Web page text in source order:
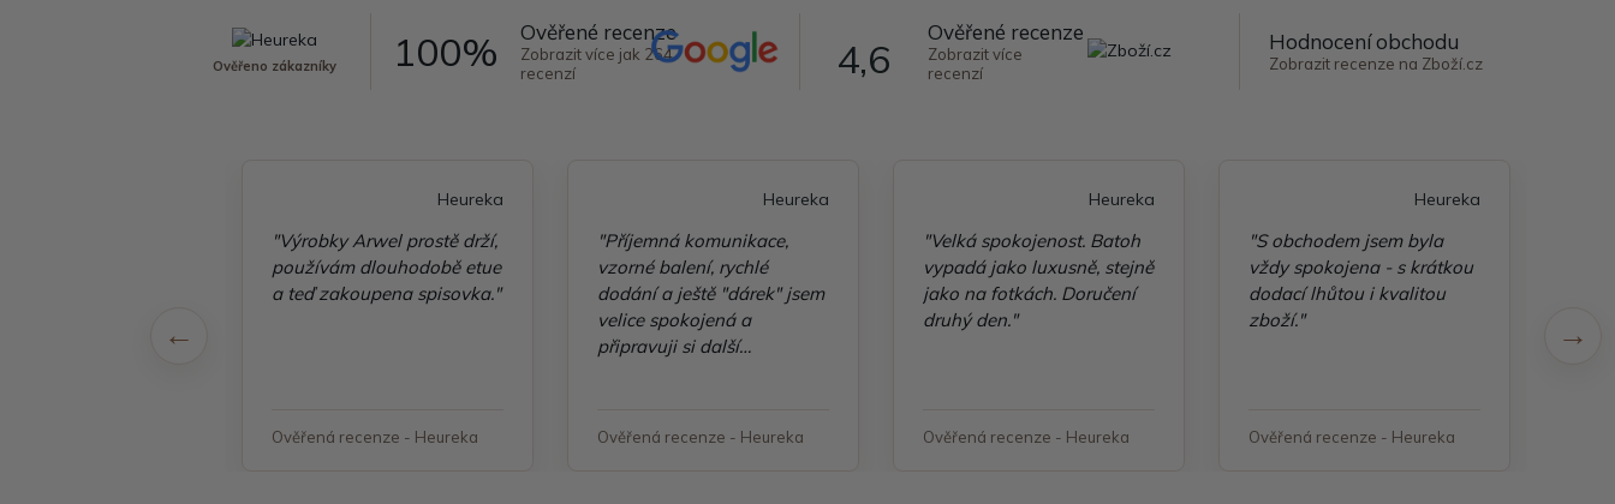
Ověřeno zákazníky 100% Ověřené recenze
Zobrazit více jak 264
recenzí
4,6
Ověřené recenze
Zobrazit více
recenzí
Hodnocení obchodu
Zobrazit recenze na Zboží.cz
Heureka
"Výrobky Arwel prostě drží,
používám dlouhodobě etue
a teď zakoupena spisovka."
Ověřená recenze - Heureka
Heureka
"Příjemná komunikace,
vzorné balení, rychlé
dodání a ještě "dárek" jsem
velice spokojená a
připravuji si další
Ověřená recenze - Heureka
Heureka
"Velká spokojenost. Batoh
vypadá jako luxusně, stejně
jako na fotkách. Doručení
druhý den."
Ověřená recenze - Heureka
Heureka
"S obchodem jsem byla
vždy spokojena - s krátkou
dodací lhůtou i kvalitou
zboží."
Ověřená recenze - Heureka